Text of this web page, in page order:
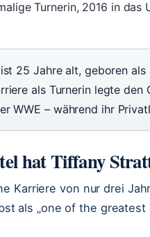
Turnerin, 2016 in das
25 Jahre alt, geboren als
als Turnerin legte den
WWE – während ihr
hat Tiffany
Karriere von nur drei
als „one of the greatest